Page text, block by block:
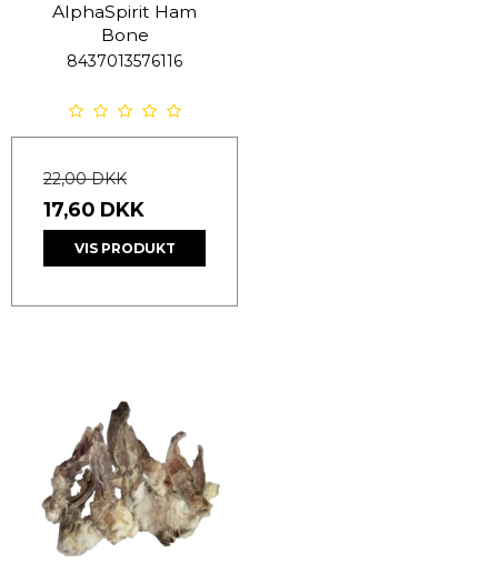
AlphaSpirit Ham
Bone
8437013576116
22,00 DKK
17,60 DKK
VIS PRODUKT